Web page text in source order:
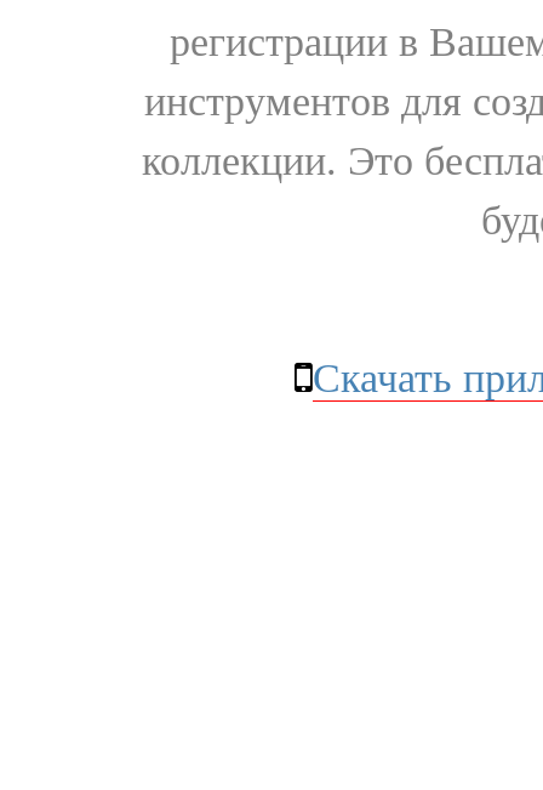
регистрации в
инструментов для
коллекции. Это
Скачать